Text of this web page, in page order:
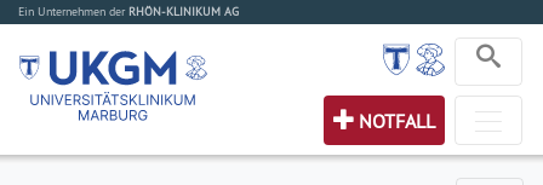
Ein Unternehmen der RHÖN-KLINIKUM AG
NOTFALL